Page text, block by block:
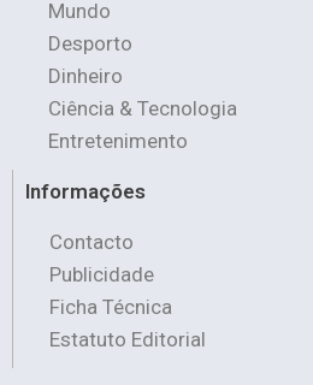
Mundo
Desporto
Dinheiro
Ciência & Tecnologia
Entretenimento
Informações
Contacto
Publicidade
Ficha Técnica
Estatuto Editorial